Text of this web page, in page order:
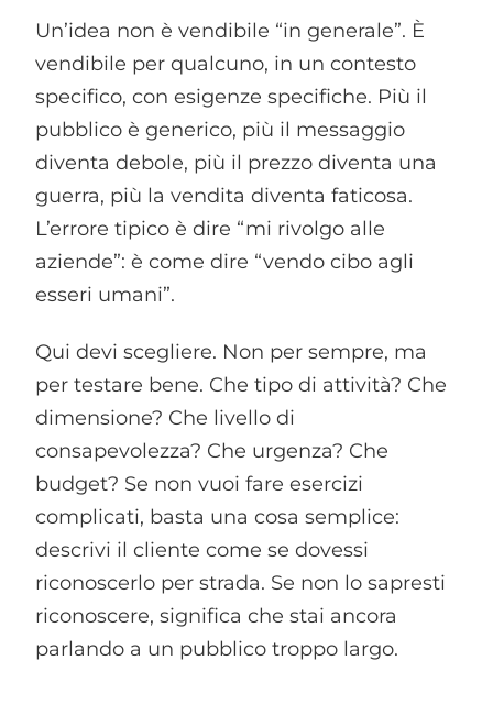
Un’idea non è vendibile “in generale”. È
vendibile per qualcuno, in un contesto
specifico, con esigenze specifiche. Più il
pubblico è generico, più il messaggio
diventa debole, più il prezzo diventa una
guerra, più la vendita diventa faticosa.
L’errore tipico è dire “mi rivolgo alle
aziende”: è come dire “vendo cibo agli
esseri umani”.
Qui devi scegliere. Non per sempre, ma
per testare bene. Che tipo di attività? Che
dimensione? Che livello di
consapevolezza? Che urgenza? Che
budget? Se non vuoi fare esercizi
complicati, basta una cosa semplice:
descrivi il cliente come se dovessi
riconoscerlo per strada. Se non lo sapresti
riconoscere, significa che stai ancora
parlando a un pubblico troppo largo.